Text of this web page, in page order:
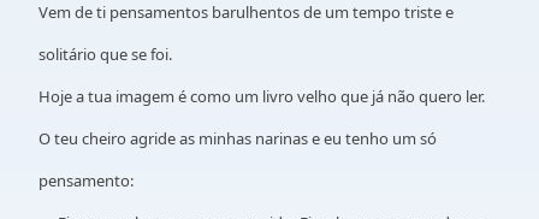
Vem de ti pensamentos barulhentos de um tempo triste e
solitário que se foi.
Hoje a tua imagem é como um livro velho que já não quero ler.
O teu cheiro agride as minhas narinas e eu tenho um só
pensamento: